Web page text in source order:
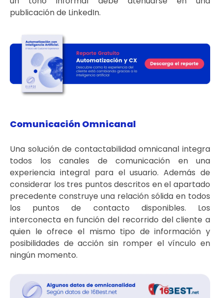
publicación de LinkedIn.
Comunicación Omnicanal
Una solución de contactabilidad omnicanal integra
todos los canales de comunicación en una
experiencia integral para el usuario. Además de
considerar los tres puntos descritos en el apartado
precedente construye una relación sólida en todos
los puntos de contacto disponibles. Los
interconecta en función del recorrido del cliente a
quien le ofrece el mismo tipo de información y
posibilidades de acción sin romper el vínculo en
ningún momento.